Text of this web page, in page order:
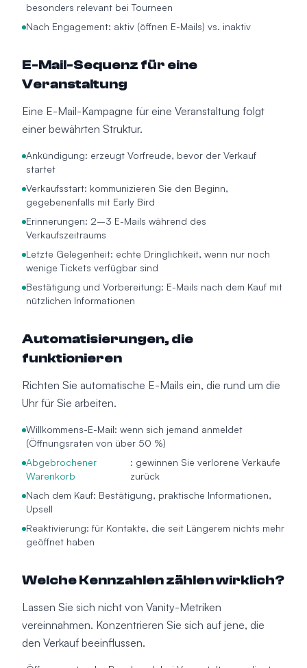
besonders relevant bei Tourneen
Nach Engagement: aktiv (öffnen E-Mails) vs. inaktiv
E-Mail-Sequenz für eine
Veranstaltung
Eine E-Mail-Kampagne für eine Veranstaltung folgt
einer bewährten Struktur.
Ankündigung: erzeugt Vorfreude, bevor der Verkauf
startet
Verkaufsstart: kommunizieren Sie den Beginn,
gegebenenfalls mit Early Bird
Erinnerungen: 2–3 E-Mails während des
Verkaufszeitraums
Letzte Gelegenheit: echte Dringlichkeit, wenn nur noch
wenige Tickets verfügbar sind
Bestätigung und Vorbereitung: E-Mails nach dem Kauf mit
nützlichen Informationen
Automatisierungen, die
funktionieren
Richten Sie automatische E-Mails ein, die rund um die
Uhr für Sie arbeiten.
Willkommens-E-Mail: wenn sich jemand anmeldet
(Öffnungsraten von über 50 %)
Abgebrochener
Warenkorb
: gewinnen Sie verlorene Verkäufe
zurück
Nach dem Kauf: Bestätigung, praktische Informationen,
Upsell
Reaktivierung: für Kontakte, die seit Längerem nichts mehr
geöffnet haben
Welche Kennzahlen zählen wirklich?
Lassen Sie sich nicht von Vanity-Metriken
vereinnahmen. Konzentrieren Sie sich auf jene, die
den Verkauf beeinflussen.